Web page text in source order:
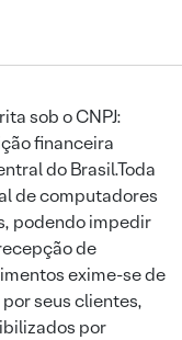
sob o CNPJ:
financeira
do Brasil.Toda
de computadores
podendo impedir
de
exime-se de
seus clientes,
por